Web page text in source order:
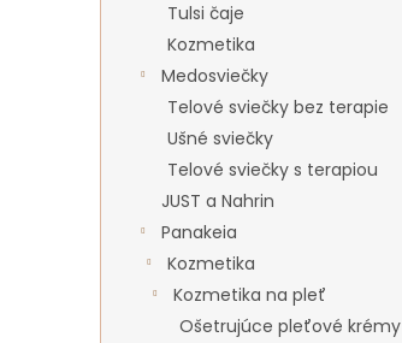
Tulsi čaje
Kozmetika
Medosviečky
Telové sviečky bez terapie
Ušné sviečky
Telové sviečky s terapiou
JUST a Nahrin
Panakeia
Kozmetika
Kozmetika na pleť
Ošetrujúce pleťové krémy